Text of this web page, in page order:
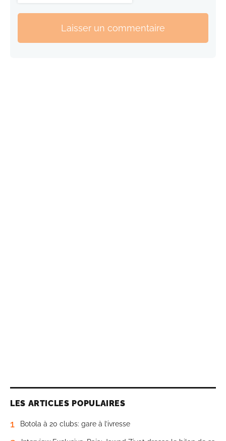
Laisser un commentaire
LES ARTICLES POPULAIRES
1 Botola à 20 clubs: gare à l’ivresse